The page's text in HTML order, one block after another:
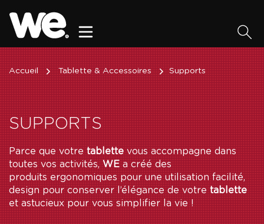
Accueil Tablette & Accessoires Supports
SUPPORTS
Parce que votretablettevous accompagne dans
toutes vos activités,WEa créé des
produits ergonomiques pour une utilisation facilité,
design pour conserver l’élégance de votretablette
et astucieux pour vous simplifier la vie !